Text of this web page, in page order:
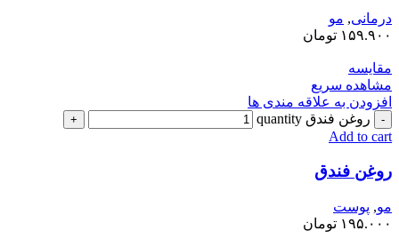
درمانی, مو
۱۵۹.۹۰۰ تومان
مقایسه
مشاهده سریع
افزودن به علاقه مندی ها
روغن فندق quantity
Add to cart
روغن فندق
مو, پوست
۱۹۵.۰۰۰ تومان